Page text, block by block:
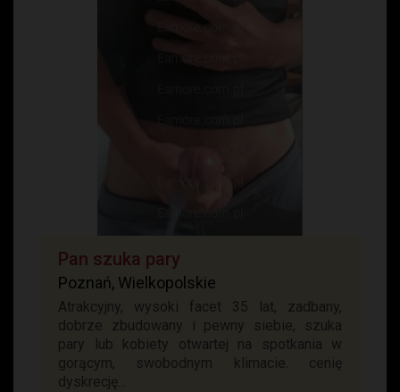
Pan szuka pary
Poznań, Wielkopolskie
Atrakcyjny, wysoki facet 35 lat, zadbany,
dobrze zbudowany i pewny siebie, szuka
pary lub kobiety otwartej na spotkania w
gorącym, swobodnym klimacie. cenię
dyskrecję...